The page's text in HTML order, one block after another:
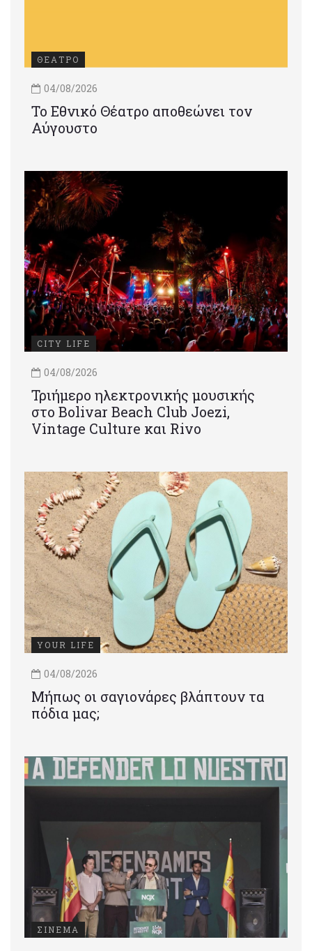
ΘΕΑΤΡΟ
04/08/2026
Το Εθνικό Θέατρο αποθεώνει τον
Αύγουστο
CITY LIFE
04/08/2026
Τριήμερο ηλεκτρονικής μουσικής
στο Bolivar Beach Club Joezi,
Vintage Culture και Rivo
YOUR LIFE
04/08/2026
Μήπως οι σαγιονάρες βλάπτουν τα
πόδια μας;
ΣΙΝΕΜΑ